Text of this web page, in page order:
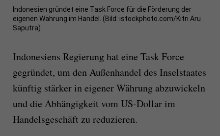
Indonesien gründet eine Task Force für die Förderung der
eigenen Währung im Handel. (Bild: istockphoto.com/Kitri Aru
Saputra)
Indonesiens Regierung hat eine Task Force
gegründet, um den Außenhandel des Inselstaates
künftig stärker in eigener Währung abzuwickeln
und die Abhängigkeit vom US-Dollar im
Handelsgeschäft zu reduzieren.